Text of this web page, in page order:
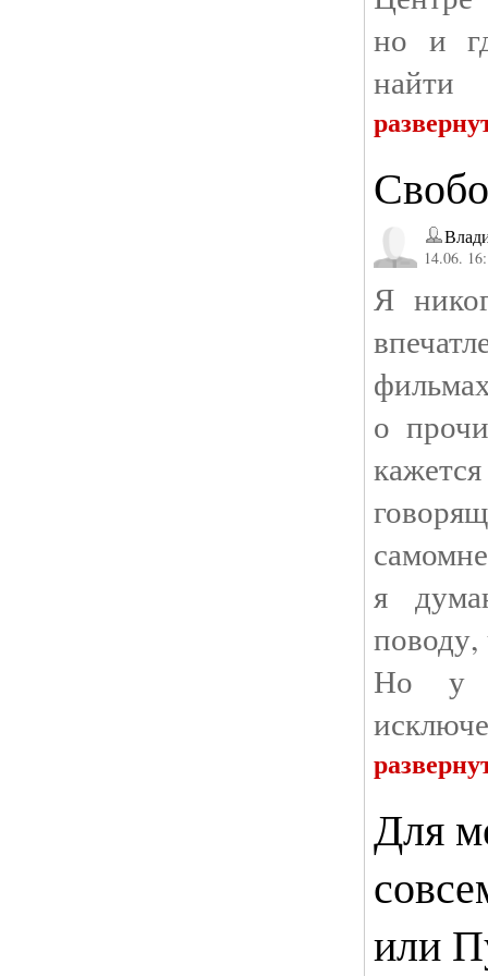
но и
найти
14.06.
Я
о
я
Но у
Для
или